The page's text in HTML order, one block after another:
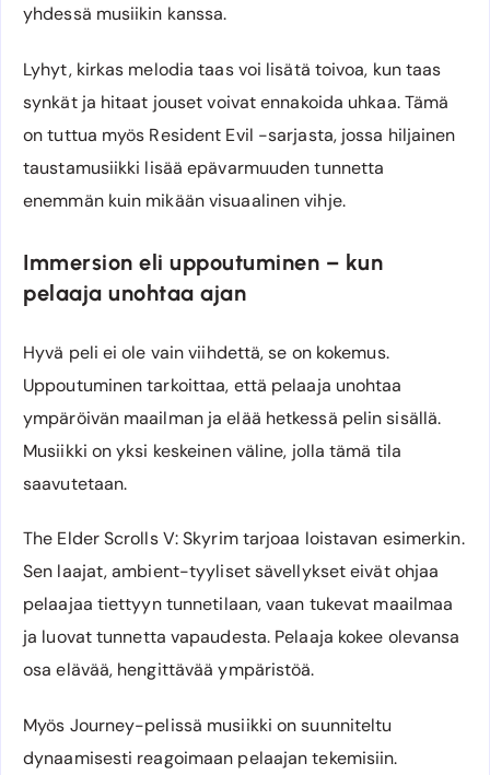
yhdessä musiikin kanssa.
Lyhyt, kirkas melodia taas voi lisätä toivoa, kun taas
synkät ja hitaat jouset voivat ennakoida uhkaa. Tämä
on tuttua myös Resident Evil -sarjasta, jossa hiljainen
taustamusiikki lisää epävarmuuden tunnetta
enemmän kuin mikään visuaalinen vihje.
Immersion eli uppoutuminen – kun
pelaaja unohtaa ajan
Hyvä peli ei ole vain viihdettä, se on kokemus.
Uppoutuminen tarkoittaa, että pelaaja unohtaa
ympäröivän maailman ja elää hetkessä pelin sisällä.
Musiikki on yksi keskeinen väline, jolla tämä tila
saavutetaan.
The Elder Scrolls V: Skyrim tarjoaa loistavan esimerkin.
Sen laajat, ambient-tyyliset sävellykset eivät ohjaa
pelaajaa tiettyyn tunnetilaan, vaan tukevat maailmaa
ja luovat tunnetta vapaudesta. Pelaaja kokee olevansa
osa elävää, hengittävää ympäristöä.
Myös Journey-pelissä musiikki on suunniteltu
dynaamisesti reagoimaan pelaajan tekemisiin.